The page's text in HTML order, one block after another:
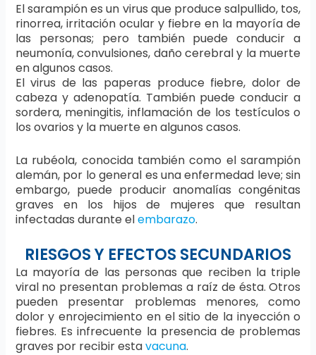
El sarampión es un virus que produce salpullido, tos,
rinorrea, irritación ocular y fiebre en la mayoría de
las personas; pero también puede conducir a
neumonía, convulsiones, daño cerebral y la muerte
en algunos casos.
El virus de las paperas produce fiebre, dolor de
cabeza y adenopatía. También puede conducir a
sordera, meningitis, inflamación de los testículos o
los ovarios y la muerte en algunos casos.
La rubéola, conocida también como el sarampión
alemán, por lo general es una enfermedad leve; sin
embargo, puede producir anomalías congénitas
graves en los hijos de mujeres que resultan
infectadas durante elembarazo.
RIESGOS Y EFECTOS SECUNDARIOS
La mayoría de las personas que reciben la triple
viral no presentan problemas a raíz de ésta. Otros
pueden presentar problemas menores, como
dolor y enrojecimiento en el sitio de la inyección o
fiebres. Es infrecuente la presencia de problemas
graves por recibir estavacuna.